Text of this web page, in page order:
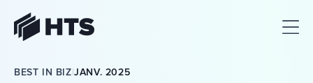
BEST IN BIZ |JANV. 2025